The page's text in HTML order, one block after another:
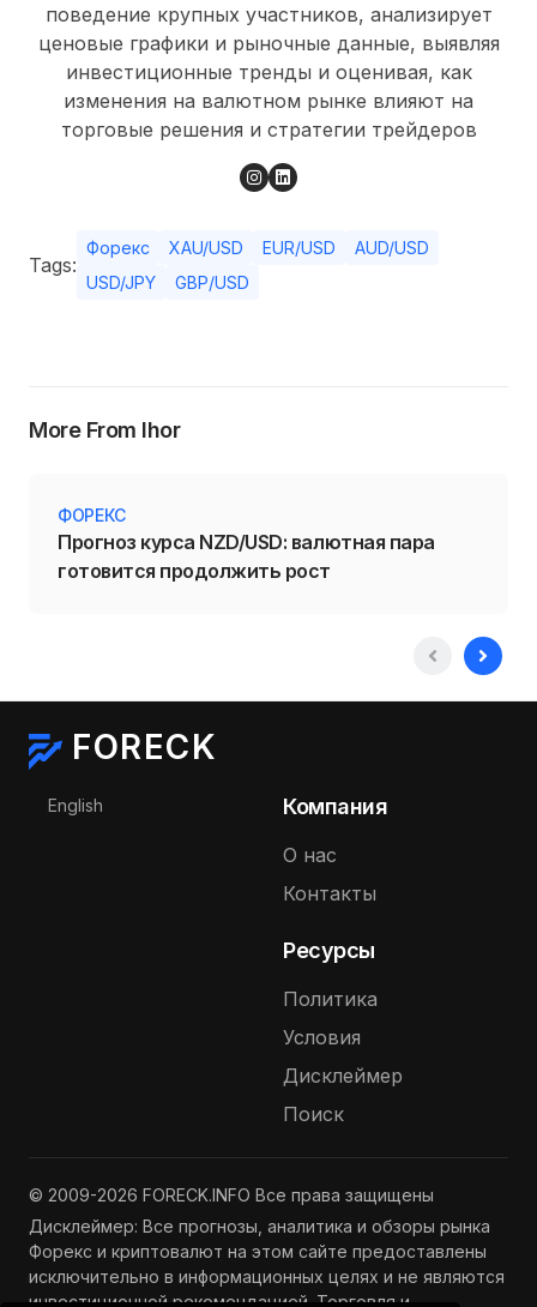
поведение крупных участников, анализирует
ценовые графики и рыночные данные, выявляя
инвестиционные тренды и оценивая, как
изменения на валютном рынке влияют на
торговые решения и стратегии трейдеров
Tags:
Форекс XAU/USD EUR/USD
AUD/USD
USD/JPY
GBP/USD
More From Ihor
ФОРЕКС
Прогноз курса NZD/USD: валютная пара
готовится продолжить рост
FORECK
Выберите язык
English Компания
О нас
Контакты
Ресурсы
Политика
Условия
Дисклеймер
Поиск
© 2009-2026 FORECK.INFO Все права защищены
Дисклеймер: Все прогнозы, аналитика и обзоры рынка
Форекс и криптовалют на этом сайте предоставлены
исключительно в информационных целях и не являются
инвестиционной рекомендацией. Торговля и